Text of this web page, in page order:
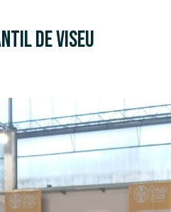
DE VISEU